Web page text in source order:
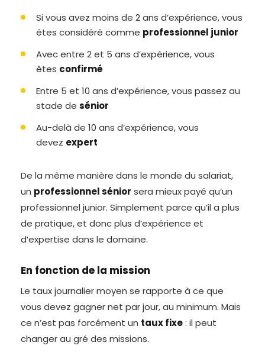
Si vous avez moins de 2 ans d’expérience, vous
êtes considéré comme professionnel junior
Avec entre 2 et 5 ans d’expérience, vous
êtes confirmé
Entre 5 et 10 ans d’expérience, vous passez au
stade de sénior
Au-delà de 10 ans d’expérience, vous
devez expert
De la même manière dans le monde du salariat,
un professionnel sénior sera mieux payé qu’un
professionnel junior. Simplement parce qu’il a plus
de pratique, et donc plus d’expérience et
d’expertise dans le domaine.
En fonction de la mission
Le taux journalier moyen se rapporte à ce que
vous devez gagner net par jour, au minimum. Mais
ce n’est pas forcément un taux fixe: il peut
changer au gré des missions.